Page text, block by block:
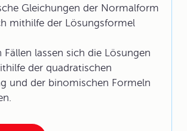
Gleichungen der Normalform
mithilfe der Lösungsformel
Fällen lassen sich die Lösungen
der quadratischen
und der binomischen Formeln